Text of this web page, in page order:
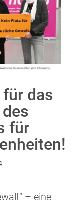
für das
für
– eine